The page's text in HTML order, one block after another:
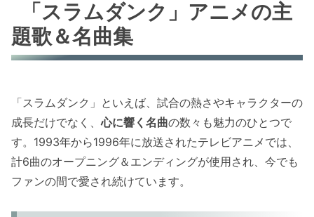
「スラムダンク」アニメの主
題歌＆名曲集
「スラムダンク」といえば、試合の熱さやキャラクターの
成長だけでなく、心に響く名曲の数々も魅力のひとつで
す。1993年から1996年に放送されたテレビアニメでは、
計6曲のオープニング＆エンディングが使用され、今でも
ファンの間で愛され続けています。